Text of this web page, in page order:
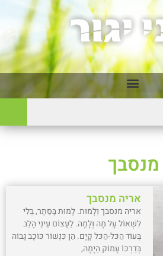
אריה מנסבך
אריה מנסבך וְלָמוּת. לָמוּת בָּסֵתֶר, בְּלִי
לִשְׁאוֹל עָל מָה וְלָמָה. לַעֲצוֹם עֵינֵי הָלֵב
בְּעוֹד הַכּל-הַכּל קָיָם. הֵן כִּנְשׁוֹר כּוֹכָב גָבוֹה
בְּדַרְכּוֹ עָמוֹק הַיָמָה,